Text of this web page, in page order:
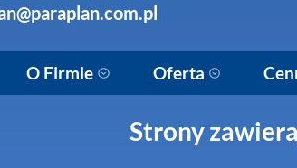
O Firmie Oferta
Strony